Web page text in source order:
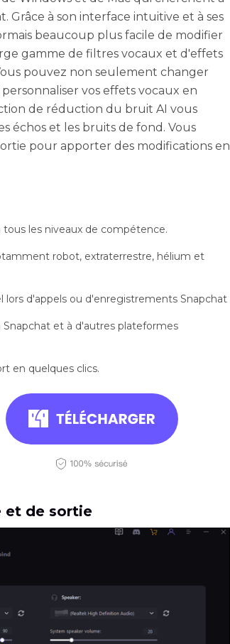
Grâce à son interface intuitive et à ses
beaucoup plus facile de modifier
gamme de filtres vocaux et d'effets
pouvez non seulement changer
vos effets vocaux en
de réduction du bruit AI vous
échos et les bruits de fond. Vous
pour apporter des modifications en
tous les niveaux de compétence.
robot, extraterrestre, hélium et
d'appels ou d'enregistrements Snapchat
et à d'autres plateformes
en quelques clics.
et de sortie